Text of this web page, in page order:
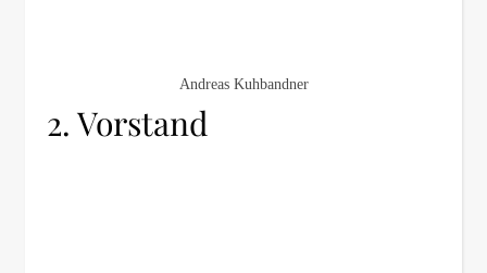
Andreas Kuhbandner
2. Vorstand